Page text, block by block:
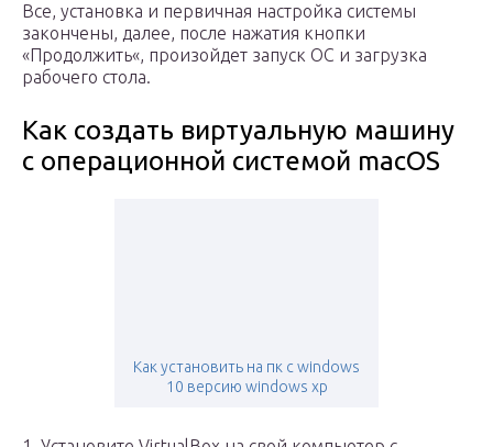
Все, установка и первичная настройка системы
закончены, далее, после нажатия кнопки
«Продолжить«, произойдет запуск ОС и загрузка
рабочего стола.
Как создать виртуальную машину
с операционной системой macOS
Как установить на пк с windows
10 версию windows xp